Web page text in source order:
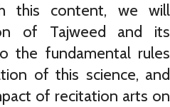
this content, we will
of Tajweed and its
the fundamental rules
of this science, and
of recitation arts on